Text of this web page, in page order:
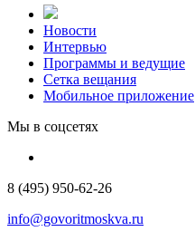
Новости
Интервью
Программы и ведущие
Сетка вещания
Мобильное приложение
Мы в соцсетях
8 (495) 950-62-26
info@govoritmoskva.ru